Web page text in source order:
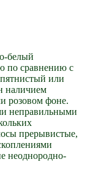
белый
по сравнению с
или
наличием
розовом фоне.
неправильными
прерывистые,
неоднородно-